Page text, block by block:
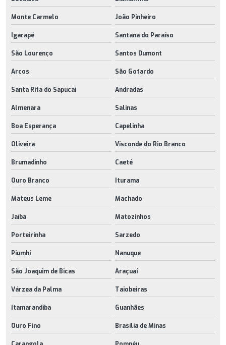
Monte Carmelo João Pinheiro
Igarapé Santana do Paraíso
São Lourenço Santos Dumont
Arcos São Gotardo
Santa Rita do Sapucaí Andradas
Almenara Salinas
Boa Esperança Capelinha
Oliveira Visconde do Rio Branco
Brumadinho Caeté
Ouro Branco Iturama
Mateus Leme Machado
Jaíba Matozinhos
Porteirinha Sarzedo
Piumhi Nanuque
São Joaquim de Bicas Araçuaí
Várzea da Palma Taiobeiras
Itamarandiba Guanhães
Ouro Fino Brasília de Minas